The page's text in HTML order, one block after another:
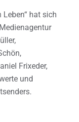
hat sich
Frixeder,
und